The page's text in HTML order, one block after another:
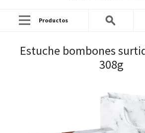
Productos
Estuche bombones
308g